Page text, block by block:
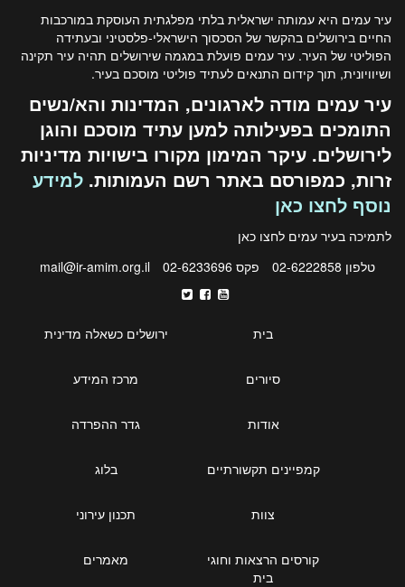
עיר עמים היא עמותה ישראלית בלתי מפלגתית העוסקת במורכבות
החיים בירושלים בהקשר של הסכסוך הישראלי-פלסטיני ובעתידה
הפוליטי של העיר. עיר עמים פועלת במגמה שירושלים תהיה עיר תקינה
ושיוויונית, תוך קידום התנאים לעתיד פוליטי מוסכם בעיר.
עיר עמים מודה לארגונים, המדינות והא/נשים
התומכים בפעילותה למען עתיד מוסכם והוגן
לירושלים. עיקר המימון מקורו בישויות מדיניות
זרות, כמפורסם באתר רשם העמותות. למידע
נוסף לחצו כאן
לתמיכה בעיר עמים לחצו כאן
טלפון 02-6222858
פקס 02-6233696 mail@ir-amim.org.il
בית ירושלים כשאלה מדינית
סיורים מרכז המידע
אודות גדר ההפרדה
קמפיינים תקשורתיים בלוג
צוות תכנון עירוני
קורסים הרצאות וחוגי
בית
מאמרים